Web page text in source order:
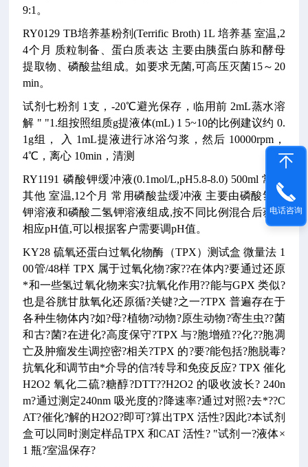
9:1。
RY0129 TB培养基粉剂(Terrific Broth) 1L 培养基 室温,2
4个月
质粒制备、蛋白质表达 主要由胰蛋白胨和酵母
提取物、磷酸盐组成。如要求无菌,可高压灭菌15～20
min。
试剂七粉剂 1支，-20℃避光保存，临用前 2mL蒸水溶
解 " "1.组按照组质g提液体(mL) 1 5~10的比例建议约 0.
1g组， 入 1mL提液进行冰浴匀浆，然后 10000rpm，
4℃，离心 10min，清测
RY1191 磷酸钾缓冲液(0.1mol/L,pH5.8-8.0) 500ml 常规
其他 室温,12个月 常用磷酸盐缓冲液 主要由磷酸氢二
钾溶液和磷酸二氢钾溶液组成,按不同比例混合后获得
相应pH值,可以根据客户需要调pH值。
KY28 硫氧还蛋白过氧化物酶（TPX）测试盒 微量法 1
00管/48样 TPX 属于过氧化物?家??在体内?要通过还原
*和一些氢过氧化物来实?抗氧化作用??能与GPX 类似?
也是谷胱甘肽氧化还原循?关键?之一?TPX 普遍存在于
各种生物体内?如?母?植物?动物?原生动物?寄生虫??菌
和古?菌?在进化?高度保守?TPX 与?胞增殖??化??胞凋
亡及肿瘤发生调控密?相关?TPX 的?要?能包括?胞脱毒?
抗氧化和调节由*介导的信?转导和免疫反应? TPX 催化
H2O2 氧化二硫?糖醇?DTT??H2O2 的吸收波长? 240n
m?通过测定240nm 吸光度的?降速率?通过对照?去*??C
AT?催化?解的H2O2?即可?算出TPX 活性?因此?本试剂
盒可以同时测定样品TPX 和CAT 活性? "试剂一?液体×
1 瓶?室温保存?
电话咨询